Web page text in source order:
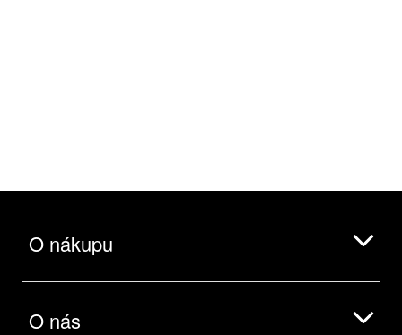
O nákupu
O nás